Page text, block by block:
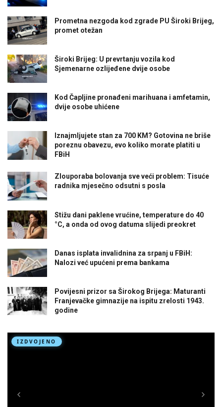
Prometna nezgoda kod zgrade PU Široki Brijeg,
promet otežan
Široki Brijeg: U prevrtanju vozila kod
Sjemenarne ozlijeđene dvije osobe
Kod Čapljine pronađeni marihuana i amfetamin,
dvije osobe uhićene
Iznajmljujete stan za 700 KM? Gotovina ne briše
poreznu obavezu, evo koliko morate platiti u
FBiH
Zlouporaba bolovanja sve veći problem: Tisuće
radnika mjesečno odsutni s posla
Stižu dani paklene vrućine, temperature do 40
°C, a onda od ovog datuma slijedi preokret
Danas isplata invalidnina za srpanj u FBiH:
Nalozi već upućeni prema bankama
Povijesni prizor sa Širokog Brijega: Maturanti
Franjevačke gimnazije na ispitu zrelosti 1943.
godine